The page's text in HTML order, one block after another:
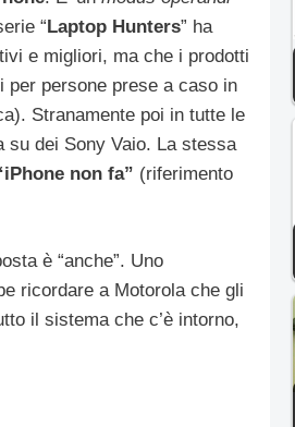
“Laptop Hunters” ha
e migliori, ma che i prodotti
persone prese a caso in
Stranamente poi in tutte le
su dei Sony Vaio. La stessa
non fa” (riferimento
è “anche”. Uno
ricordare a Motorola che gli
il sistema che c’è intorno,